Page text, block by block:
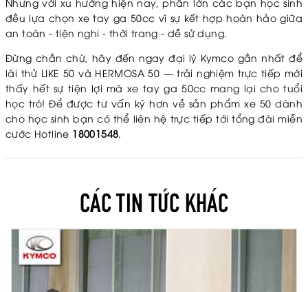
đều lựa chọn xe tay ga 50cc vì sự kết hợp hoàn hảo giữa
an toàn - tiện nghi - thời trang - dễ sử dụng.
Đừng chần chừ, hãy đến ngay đại lý Kymco gần nhất để
lái thử LIKE 50 và HERMOSA 50 — trải nghiệm trực tiếp mới
thấy hết sự tiện lợi mà xe tay ga 50cc mang lại cho tuổi
học trò!Để được tư vấn kỹ hơn về sản phẩm xe 50 dành
cho học sinh bạn có thể liên hệ trực tiếp tới tổng đài miễn
cước Hotline 18001548.
CÁC TIN TỨC KHÁC